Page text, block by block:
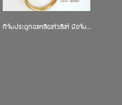
ที่จับประตูทองเหลืองหัวสิงห์ มือจับ...